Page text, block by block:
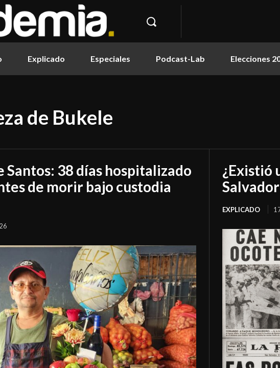
Explicado Especiales Podcast-Lab Elecciones
de Bukele
Santos: 38 días hospitalizado
de morir bajo custodia
¿Existió
EXPLICADO